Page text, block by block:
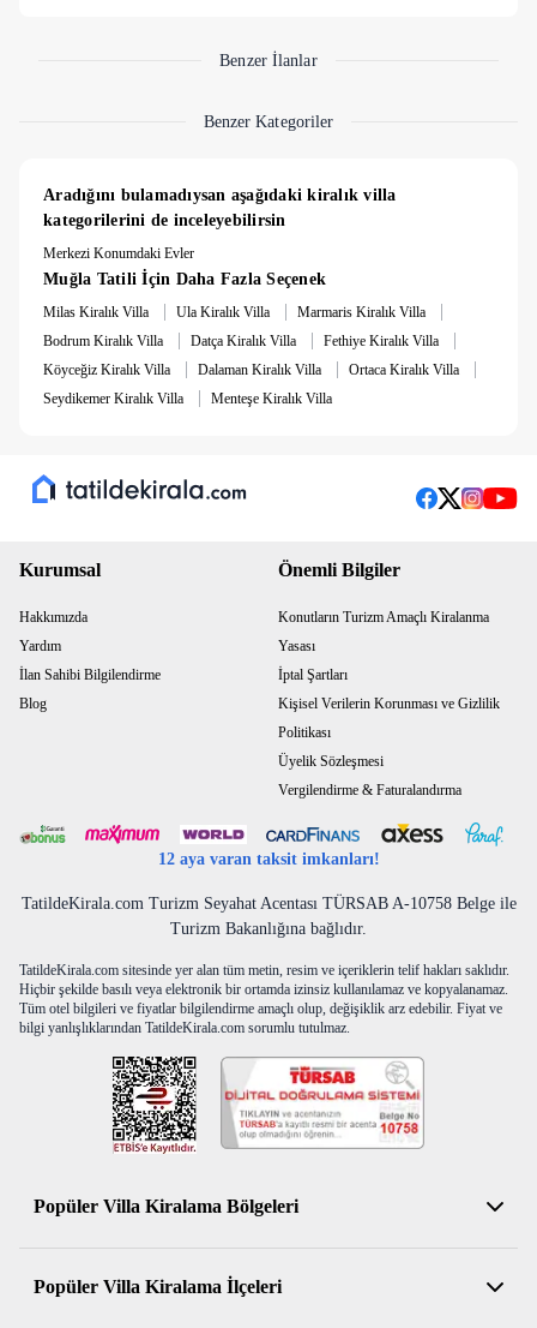
Benzer İlanlar
Benzer Kategoriler
Aradığını bulamadıysan aşağıdaki kiralık villa
kategorilerini de inceleyebilirsin
Merkezi Konumdaki Evler
Muğla Tatili İçin Daha Fazla Seçenek
Milas Kiralık Villa | Ula Kiralık Villa | Marmaris Kiralık Villa |
Bodrum Kiralık Villa | Datça Kiralık Villa | Fethiye Kiralık Villa |
Köyceğiz Kiralık Villa | Dalaman Kiralık Villa | Ortaca Kiralık Villa |
Seydikemer Kiralık Villa | Menteşe Kiralık Villa
Kurumsal
Hakkımızda
Yardım
İlan Sahibi Bilgilendirme
Blog
Önemli Bilgiler
Konutların Turizm Amaçlı Kiralanma
Yasası
İptal Şartları
Kişisel Verilerin Korunması ve Gizlilik
Politikası
Üyelik Sözleşmesi
Vergilendirme & Faturalandırma
12 aya varan taksit imkanları!
TatildeKirala.com Turizm Seyahat Acentası TÜRSAB A-10758 Belge ile
Turizm Bakanlığına bağlıdır.
TatildeKirala.com sitesinde yer alan tüm metin, resim ve içeriklerin telif hakları saklıdır.
Hiçbir şekilde basılı veya elektronik bir ortamda izinsiz kullanılamaz ve kopyalanamaz.
Tüm otel bilgileri ve fiyatlar bilgilendirme amaçlı olup, değişiklik arz edebilir. Fiyat ve
bilgi yanlışlıklarından TatildeKirala.com sorumlu tutulmaz.
Popüler Villa Kiralama Bölgeleri
Antalya Kiralık Villa
Muğla Kiralık Villa
Popüler Villa Kiralama İlçeleri